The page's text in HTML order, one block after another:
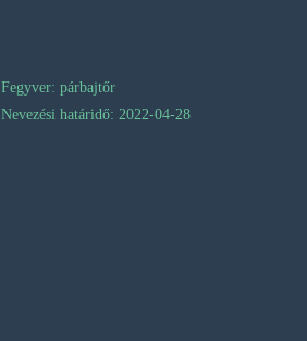
Fegyver: párbajtőr
Nevezési határidő: 2022-04-28